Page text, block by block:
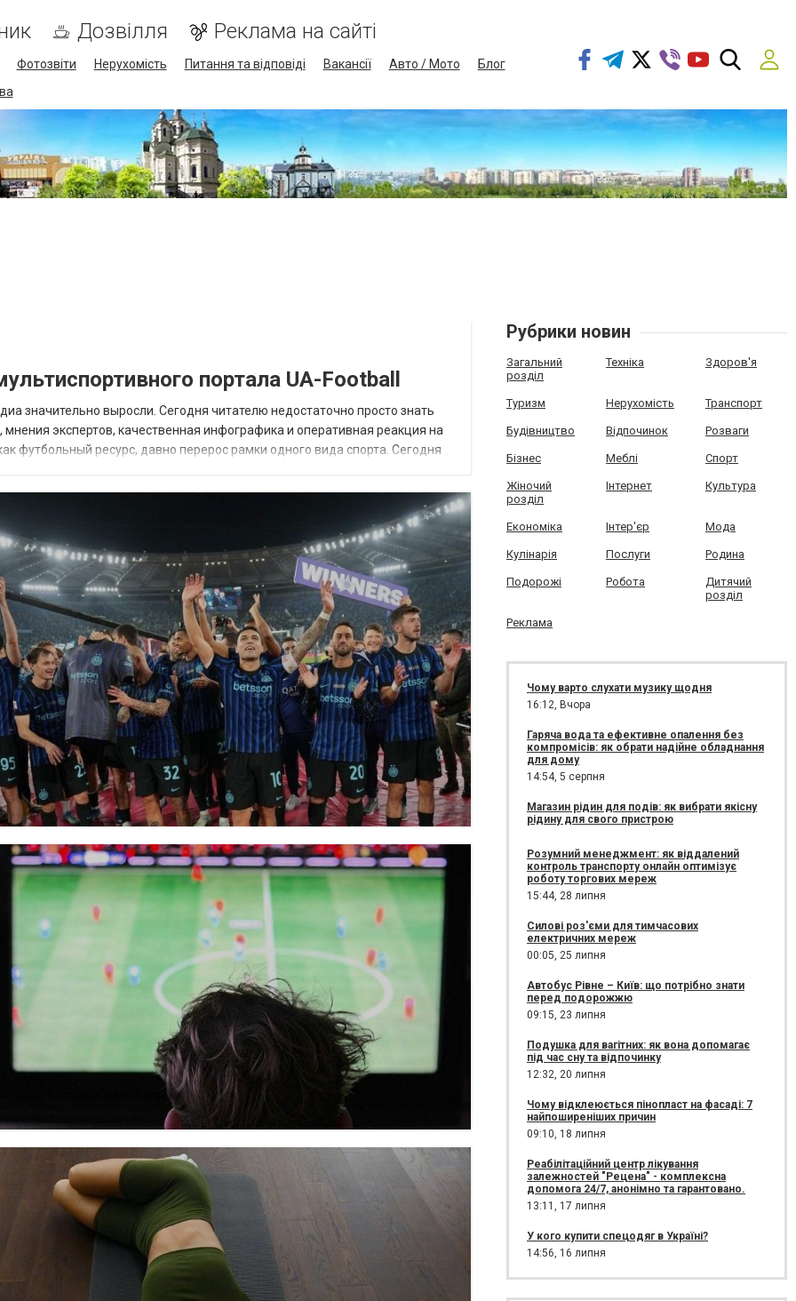
Дозвілля Реклама на сайті
Фотозвіти Нерухомість Питання та відповіді Вакансії Авто / Мото
Блог
портала UA-Football
значительно выросли. Сегодня читателю недостаточно просто знать
экспертов, качественная инфографика и оперативная реакция на
футбольный ресурс, давно перерос рамки одного вида спорта. Сегодня
Рубрики новин
Загальний
розділ
Техніка Здоров'я
Туризм Нерухомість Транспорт
Будівництво Відпочинок Розваги
Бізнес Меблі Спорт
Жіночий
розділ
Інтернет Культура
Економіка Інтер'єр Мода
Кулінарія Послуги Родина
Подорожі Робота
Дитячий
розділ
Реклама
Чому варто слухати музику щодня
16:12, Вчора
Гаряча вода та ефективне опалення без
компромісів: як обрати надійне обладнання
для дому
14:54, 5 серпня
Магазин рідин для подів: як вибрати якісну
рідину для свого пристрою
Розумний менеджмент: як віддалений
контроль транспорту онлайн оптимізує
роботу торгових мереж
15:44, 28 липня
Силові роз'єми для тимчасових
електричних мереж
00:05, 25 липня
Автобус Рівне – Київ: що потрібно знати
перед подорожжю
09:15, 23 липня
Подушка для вагітних: як вона допомагає
під час сну та відпочинку
12:32, 20 липня
Чому відклеюється пінопласт на фасаді: 7
найпоширеніших причин
09:10, 18 липня
Реабілітаційний центр лікування
залежностей "Рецена" - комплексна
допомога 24/7, анонімно та гарантовано.
13:11, 17 липня
У кого купити спецодяг в Україні?
14:56, 16 липня